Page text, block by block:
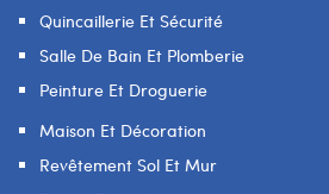
Quincaillerie Et Sécurité
Salle De Bain Et Plomberie
Peinture Et Droguerie
Maison Et Décoration
Revêtement Sol Et Mur